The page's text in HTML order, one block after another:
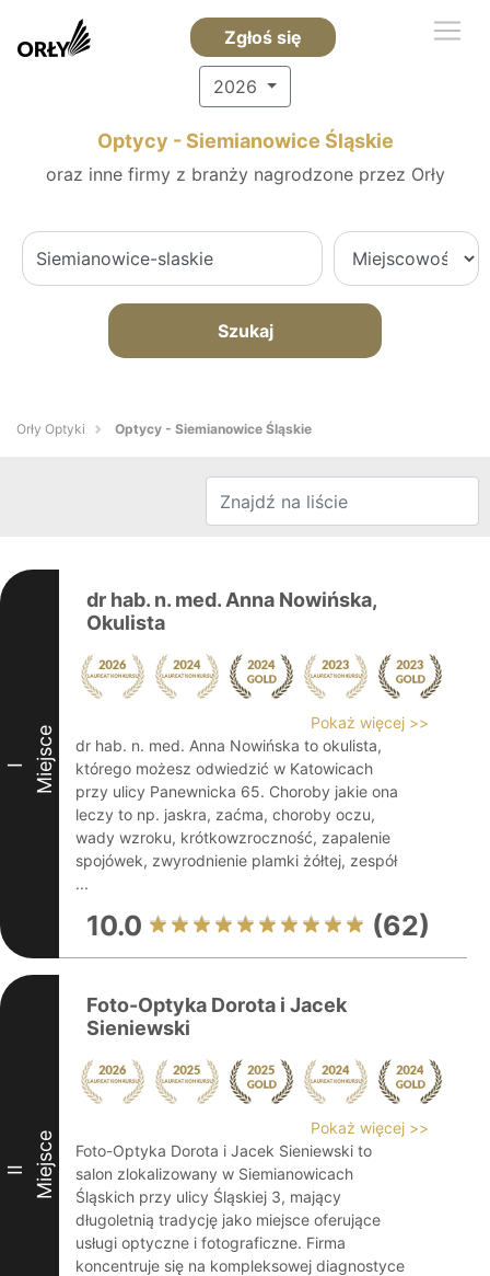
Zgłoś się
2026
Optycy - Siemianowice Śląskie
oraz inne firmy z branży nagrodzone przez Orły
Szukaj
Orły Optyki Optycy - Siemianowice Śląskie
I Miejsce
dr hab. n. med. Anna Nowińska,
Okulista
Pokaż więcej >>
dr hab. n. med. Anna Nowińska to okulista,
którego możesz odwiedzić w Katowicach
przy ulicy Panewnicka 65. Choroby jakie ona
leczy to np. jaskra, zaćma, choroby oczu,
wady wzroku, krótkowzroczność, zapalenie
spojówek, zwyrodnienie plamki żółtej, zespół
...
10.0 (62)
II Miejsce
Foto-Optyka Dorota i Jacek
Sieniewski
Pokaż więcej >>
Foto-Optyka Dorota i Jacek Sieniewski to
salon zlokalizowany w Siemianowicach
Śląskich przy ulicy Śląskiej 3, mający
długoletnią tradycję jako miejsce oferujące
usługi optyczne i fotograficzne. Firma
koncentruje się na kompleksowej diagnostyce